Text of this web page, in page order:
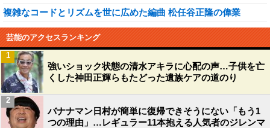
複雑なコードとリズムを世に広めた編曲 松任谷正隆の偉業
芸能のアクセスランキング
強いショック状態の清水アキラに心配の声…子供を亡
くした神田正輝らもたどった遺族ケアの道のり
1
バナナマン日村が簡単に復帰できそうにない「もう1
つの理由」…レギュラー11本抱える人気者のジレンマ
2